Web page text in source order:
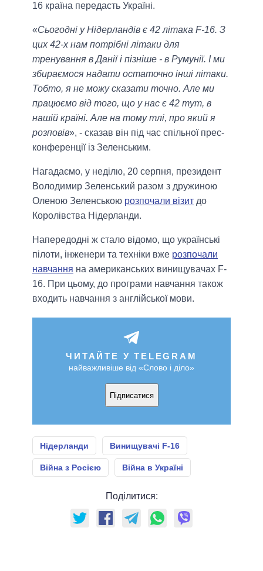
16 країна передасть Україні.
«Сьогодні у Нідерландів є 42 літака F-16. З
цих 42-х нам потрібні літаки для
тренування в Данії і пізніше - в Румунії. І ми
збираємося надати остаточно інші літаки.
Тобто, я не можу сказати точно. Але ми
працюємо від того, що у нас є 42 тут, в
нашій країні. Але на тому тлі, про який я
розповів», - сказав він під час спільної прес-
конференції із Зеленським.
Нагадаємо, у неділю, 20 серпня, президент
Володимир Зеленський разом з дружиною
Оленою Зеленською розпочали візит до
Королівства Нідерланди.
Напередодні ж стало відомо, що українські
пілоти, інженери та техніки вже розпочали
навчання на американських винищувачах F-
16. При цьому, до програми навчання також
входить навчання з англійської мови.
ЧИТАЙТЕ У TELEGRAM
найважливіше від «Слово і діло»
Підписатися
Нідерланди Винищувачі F-16
Війна з Росією Війна в Україні
Поділитися: